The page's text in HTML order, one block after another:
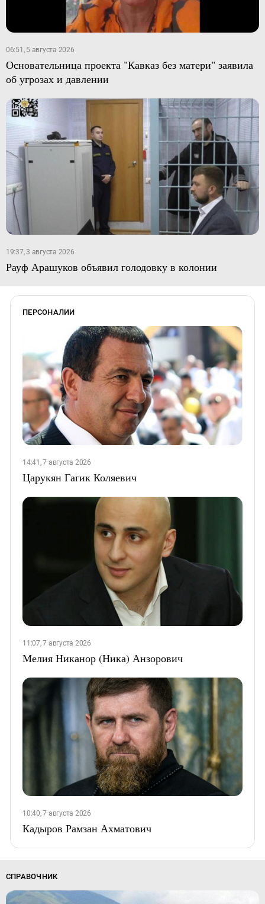
06:51, 5 августа 2026
Основательница проекта "Кавказ без матери" заявила
об угрозах и давлении
19:37, 3 августа 2026
Рауф Арашуков объявил голодовку в колонии
ПЕРСОНАЛИИ
14:41, 7 августа 2026
Царукян Гагик Коляевич
11:07, 7 августа 2026
Мелия Никанор (Ника) Анзорович
10:40, 7 августа 2026
Кадыров Рамзан Ахматович
СПРАВОЧНИК